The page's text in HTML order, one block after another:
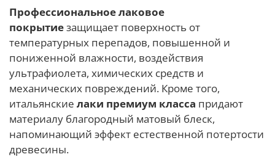
Профессиональное лаковое
покрытиезащищает поверхность от
температурных перепадов, повышенной и
пониженной влажности, воздействия
ультрафиолета, химических средств и
механических повреждений. Кроме того,
итальянские лаки премиум класса придают
материалу благородный матовый блеск,
напоминающий эффект естественной потертости
древесины.